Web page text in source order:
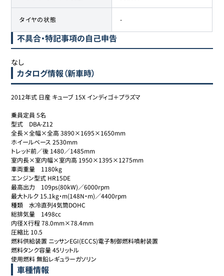
タイヤの状態 -
不具合・特記事項の自己申告
なし
カタログ情報（新車時）
2012年式 日産 キューブ 15X インディゴ＋プラズマ
乗員定員 5名
型式	DBA-Z12
全長×全幅×全高 3890×1695×1650mm
ホイールベース 2530mm
トレッド前／後 1480／1485mm
室内長×室内幅×室内高 1950×1395×1275mm
車両重量	1180kg
エンジン型式 HR15DE
最高出力	109ps(80kW)／6000rpm
最大トルク 15.1kg・m(148N・m)／4400rpm
種類	水冷直列4気筒DOHC
総排気量	1498cc
内径Ｘ行程 78.0mm×78.4mm
圧縮比 10.5
燃料供給装置 ニッサンEGI(ECCS)電子制御燃料噴射装置
燃料タンク容量 45リットル
使用燃料 無鉛レギュラーガソリン
車種情報